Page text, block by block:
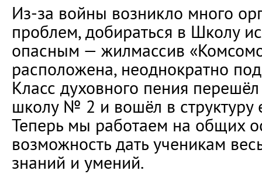
Из-за войны возникло много
проблем, добираться в Школу
опасным — жилмассив
расположена, неоднократно
Класс духовного пения
школу № 2 и вошёл в структуру
Теперь мы работаем на общих
возможность дать ученикам
знаний и умений.